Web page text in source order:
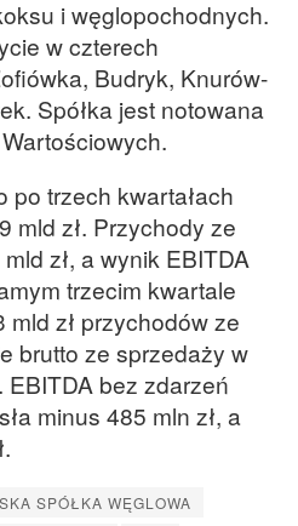
i węglopochodnych.
w czterech
Budryk, Knurów-
Spółka jest notowana
po trzech kwartałach
mld zł. Przychody ze
zł, a wynik EBITDA
trzecim kwartale
mld zł przychodów ze
brutto ze sprzedaży w
EBITDA bez zdarzeń
minus 485 mln zł, a
SPÓŁKA WĘGLOWA